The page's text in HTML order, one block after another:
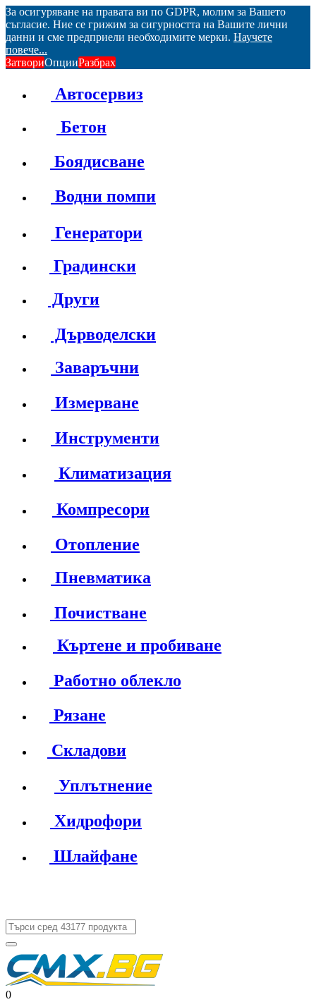
За осигуряване на правата ви по GDPR, молим за Вашето
съгласие. Ние се грижим за сигурността на Вашите лични
данни и сме предприели необходимите мерки. Научете
повече...
ЗатвориОпцииРазбрах
Автосервиз
Бетон
Боядисване
Водни помпи
Генератори
Градински
Други
Дърводелски
Заваръчни
Измерване
Инструменти
Климатизация
Компресори
Отопление
Пневматика
Почистване
Къртене и пробиване
Работно облекло
Рязане
Складови
Уплътнение
Хидрофори
Шлайфане
0